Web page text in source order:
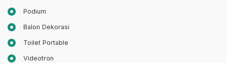
Podium
Balon Dekorasi
Toilet Portable
Videotron